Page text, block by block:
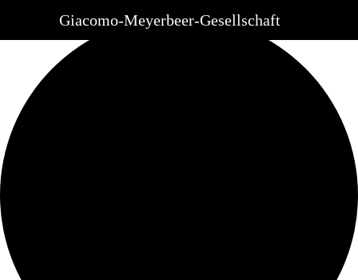
Giacomo-Meyerbeer-Gesellschaft